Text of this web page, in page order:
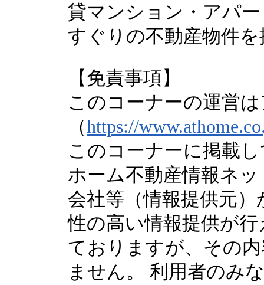
貸マンション・アパ
すぐりの不動産物件
【免責事項】
このコーナーの運営
（https://
このコーナーに掲載
ホーム不動産情報ネ
会社等（情報提供元
性の高い情報提供が
ておりますが、その
ません。 利用者のみ